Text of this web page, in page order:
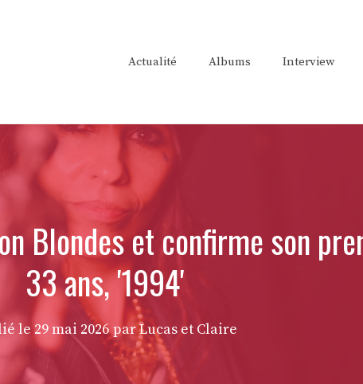
Actualité Albums Interview
Blondes et confirme son
33 ans, '1994'
le 29 mai 2026 par Lucas et Claire